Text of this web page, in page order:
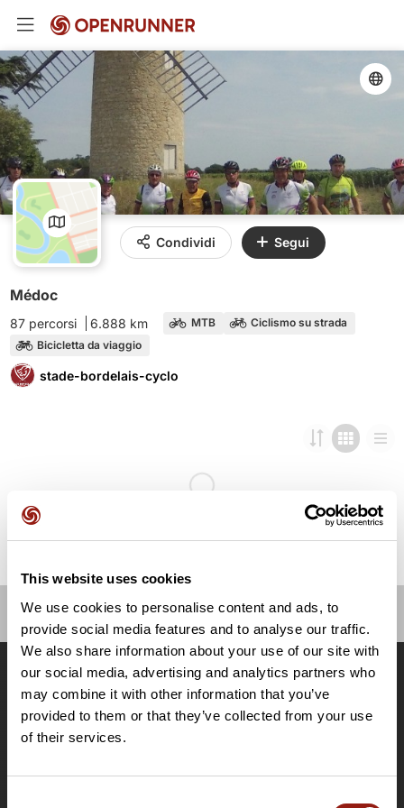
This website uses cookies
We use cookies to personalise content and ads, to
provide social media features and to analyse our traffic.
We also share information about your use of our site with
our social media, advertising and analytics partners who
may combine it with other information that you’ve
provided to them or that they’ve collected from your use
of their services.
Condividi Segui
Médoc
87 percorsi 6.888 km MTB
Ciclismo su strada
Bicicletta da viaggio
stade-bordelais-cyclo
OpenRunner
Lavora con noi
Riguardo a
Contatti